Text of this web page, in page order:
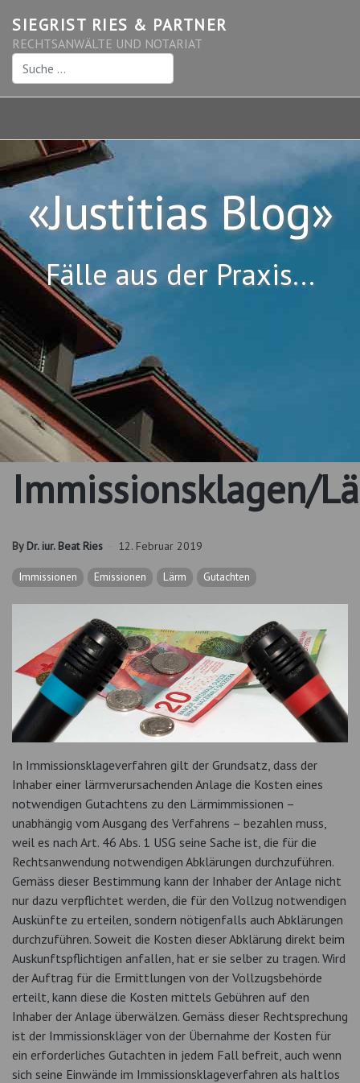
SIEGRIST RIES & PARTNER
RECHTSANWÄLTE UND NOTARIAT
Suchen
«Justitias Blog»
Fälle aus der Praxis...
Immissionsklagen/
By Dr. iur. Beat Ries 12. Februar 2019
Immissionen Emissionen Lärm Gutachten
In Immissionsklageverfahren gilt der Grundsatz, dass der
Inhaber einer lärmverursachenden Anlage die Kosten eines
notwendigen Gutachtens zu den Lärmimmissionen –
unabhängig vom Ausgang des Verfahrens – bezahlen muss,
weil es nach Art. 46 Abs. 1 USG seine Sache ist, die für die
Rechtsanwendung notwendigen Abklärungen durchzuführen.
Gemäss dieser Bestimmung kann der Inhaber der Anlage nicht
nur dazu verpflichtet werden, die für den Vollzug notwendigen
Auskünfte zu erteilen, sondern nötigenfalls auch Abklärungen
durchzuführen. Soweit die Kosten dieser Abklärung direkt beim
Auskunftspflichtigen anfallen, hat er sie selber zu tragen. Wird
der Auftrag für die Ermittlungen von der Vollzugsbehörde
erteilt, kann diese die Kosten mittels Gebühren auf den
Inhaber der Anlage überwälzen. Gemäss dieser Rechtsprechung
ist der Immissionskläger von der Übernahme der Kosten für
ein erforderliches Gutachten in jedem Fall befreit, auch wenn
sich seine Einwände im Immissionsklageverfahren als haltlos